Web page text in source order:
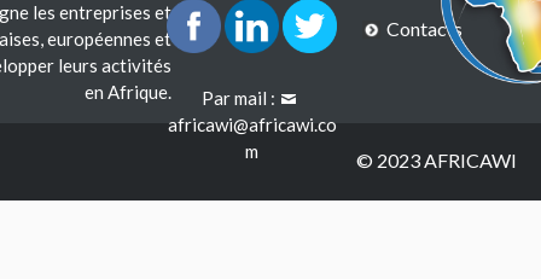
les entreprises et
européennes et
leurs activités
en Afrique.
Par mail :
africawi@africawi.co
m
Contacts
© 2023 AFRICAWI